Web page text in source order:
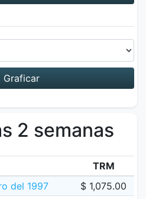
Graficar
2 semanas
TRM
del 1997
$ 1,075.00